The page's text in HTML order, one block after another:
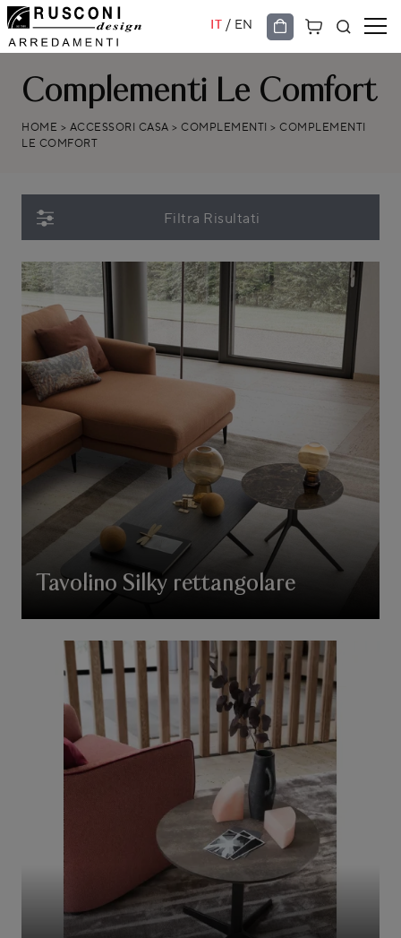
IT / EN
Complementi Le Comfort
HOME > ACCESSORI CASA > COMPLEMENTI > COMPLEMENTI
LE COMFORT
Filtra Risultati
Tavolino Silky rettangolare